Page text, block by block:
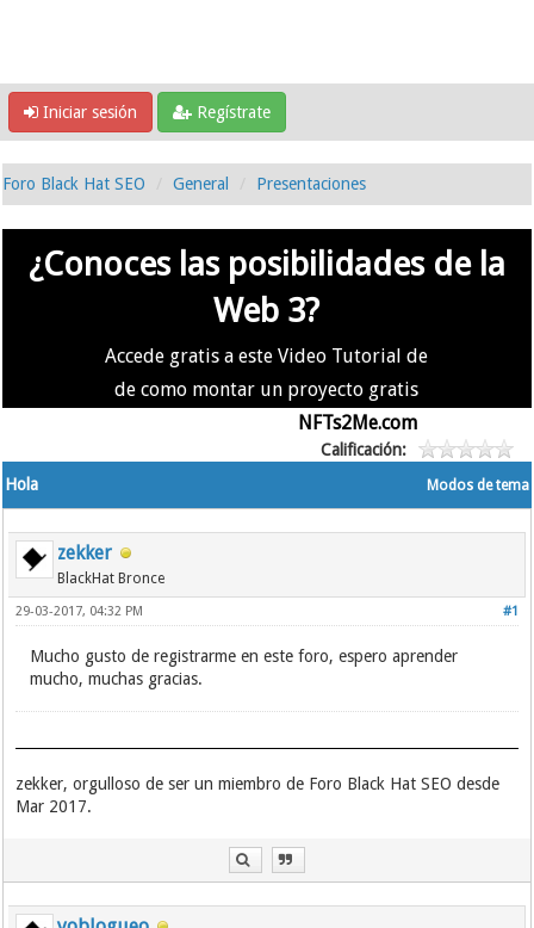
Iniciar sesión Regístrate
Foro Black Hat SEO General Presentaciones
¿Conoces las posibilidades de la
Web 3?
Accede gratis a este Video Tutorial de
de como montar un proyecto gratis
NFTs2Me.com
Calificación:
Modos de tema
Hola
zekker
BlackHat Bronce
#1
29-03-2017, 04:32 PM
Mucho gusto de registrarme en este foro, espero aprender
mucho, muchas gracias.
zekker, orgulloso de ser un miembro de Foro Black Hat SEO desde
Mar 2017.